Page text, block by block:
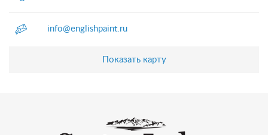
info@englishpaint.ru
Показать карту